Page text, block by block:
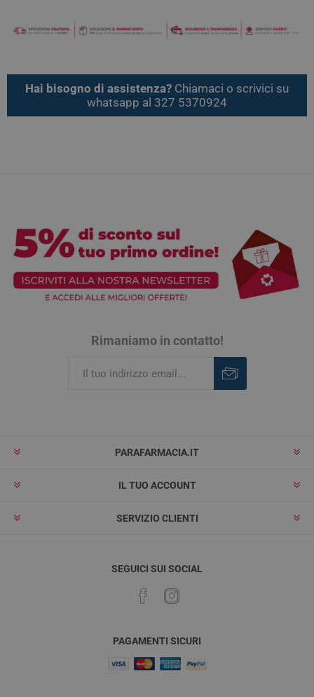
Hai bisogno di assistenza? Chiamaci o scrivici su
whatsapp al 327 5370924
Rimaniamo in contatto!
PARAFARMACIA.IT
IL TUO ACCOUNT
SERVIZIO CLIENTI
SEGUICI SUI SOCIAL
PAGAMENTI SICURI